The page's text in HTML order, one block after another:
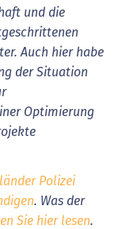
und die
Auch hier habe
der Situation
Optimierung
Polizei
. Was der
Sie hier lesen.